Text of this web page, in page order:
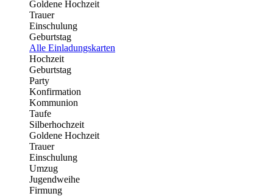
Goldene Hochzeit
Trauer
Einschulung
Geburtstag
Alle Einladungskarten
Hochzeit
Geburtstag
Party
Konfirmation
Kommunion
Taufe
Silberhochzeit
Goldene Hochzeit
Trauer
Einschulung
Umzug
Jugendweihe
Firmung